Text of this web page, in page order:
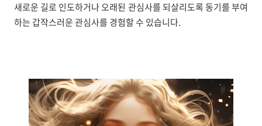
새로운 길로 인도하거나 오래된 관심사를 되살리도록 동기를 부여
하는 갑작스러운 관심사를 경험할 수 있습니다.